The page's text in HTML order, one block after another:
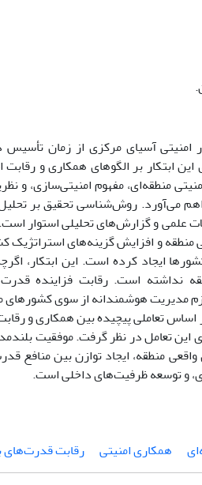
ابتکار بر الگوهای همکاری و
منطقه‌ای، مفهوم امنیتی‌سازی، و
می‌آورد. روش‌شناسی تحقیق بر
علمی و گزارش‌های تحلیلی استوار
امنیتی منطقه و افزایش گزینه‌های
ایجاد کرده است. این ابتکار،
نداشته است. رقابت فزاینده
مدیریت هوشمندانه از سوی کشورهای
اساس تعاملی پیچیده بین همکاری و
برای این تعامل در نظر گرفت. موفقیت
منطقه، ایجاد توازن بین منافع
و توسعه ظرفیت‌های داخلی است.
همکاری امنیتی رقابت